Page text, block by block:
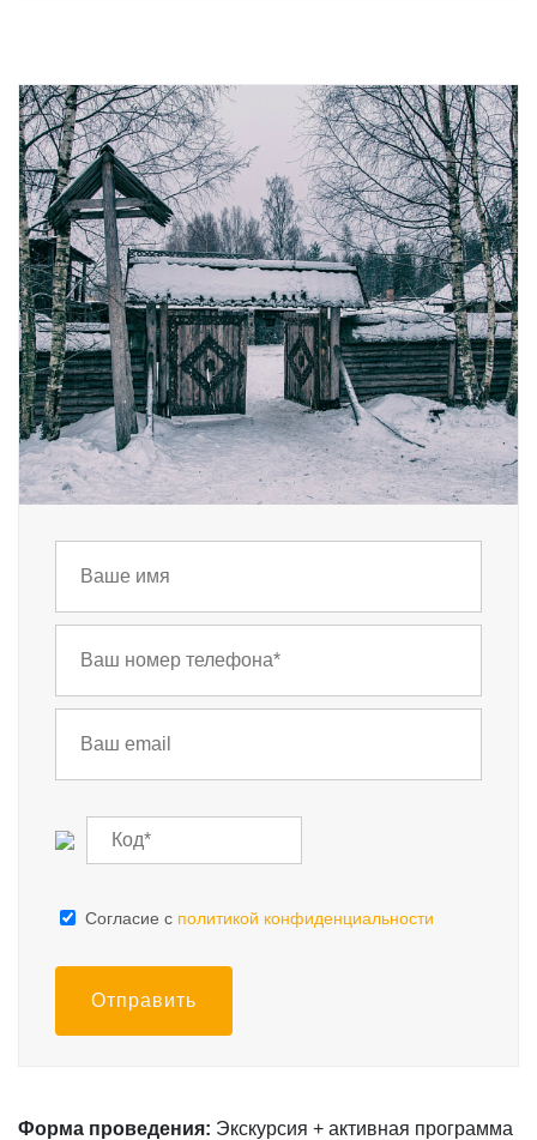
Cогласие с политикой конфиденциальности
Отправить
Форма проведения: Экскурсия + активная программа